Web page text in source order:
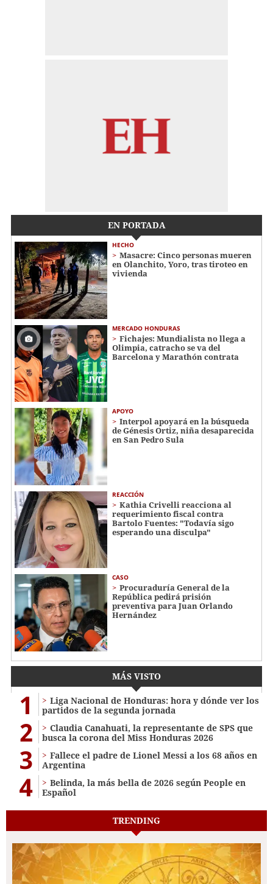
EN PORTADA
HECHO
Masacre: Cinco personas mueren
en Olanchito, Yoro, tras tiroteo en
vivienda
MERCADO HONDURAS
Fichajes: Mundialista no llega a
Olimpia, catracho se va del
Barcelona y Marathón contrata
APOYO
Interpol apoyará en la búsqueda
de Génesis Ortiz, niña desaparecida
en San Pedro Sula
REACCIÓN
Kathia Crivelli reacciona al
requerimiento fiscal contra
Bartolo Fuentes: "Todavía sigo
esperando una disculpa"
CASO
Procuraduría General de la
República pedirá prisión
preventiva para Juan Orlando
Hernández
MÁS VISTO
1
Liga Nacional de Honduras: hora y dónde ver los
partidos de la segunda jornada
2
Claudia Canahuati, la representante de SPS que
busca la corona del Miss Honduras 2026
3
Fallece el padre de Lionel Messi a los 68 años en
Argentina
4
Belinda, la más bella de 2026 según People en
Español
TRENDING